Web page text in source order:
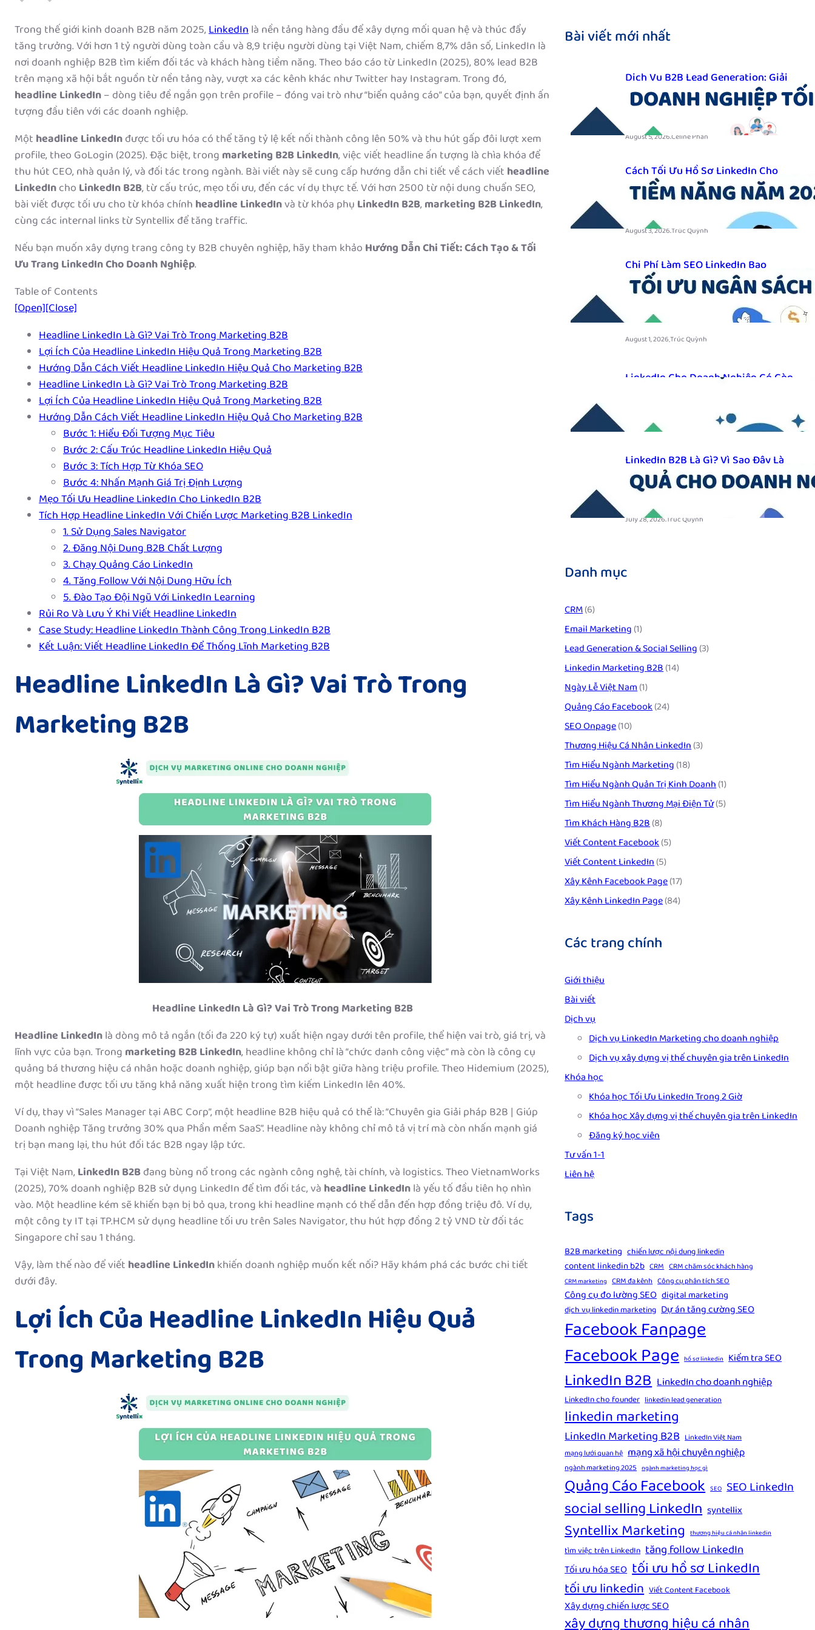
Trong thế giới kinh doanh B2B năm 2025,LinkedInlà nền tảng hàng đầu để xây dựng mối quan hệ và thúc đẩy
tăng trưởng. Với hơn 1 tỷ người dùng toàn cầu và 8,9 triệu người dùng tại Việt Nam, chiếm 8,7% dân số, LinkedIn là
nơi doanh nghiệp B2B tìm kiếm đối tác và khách hàng tiềm năng. Theo báo cáo từ LinkedIn (2025), 80% lead B2B
trên mạng xã hội bắt nguồn từ nền tảng này, vượt xa các kênh khác như Twitter hay Instagram. Trong đó,
headline LinkedIn– dòng tiêu đề ngắn gọn trên profile – đóng vai trò như “biển quảng cáo” của bạn, quyết định ấn
tượng đầu tiên với các doanh nghiệp.
Một headline LinkedInđược tối ưu hóa có thể tăng tỷ lệ kết nối thành công lên 50% và thu hút gấp đôi lượt xem
profile, theo GoLogin (2025). Đặc biệt, trong marketing B2B LinkedIn, việc viết headline ấn tượng là chìa khóa để
thu hút CEO, nhà quản lý, và đối tác trong ngành. Bài viết này sẽ cung cấp hướng dẫn chi tiết về cách viết headline
LinkedIncho LinkedIn B2B, từ cấu trúc, mẹo tối ưu, đến các ví dụ thực tế. Với hơn 2500 từ nội dung chuẩn SEO,
bài viết được tối ưu cho từ khóa chính headline LinkedInvà từ khóa phụ LinkedIn B2B, marketing B2B LinkedIn,
cùng các internal links từ Syntellix để tăng traffic.
Nếu bạn muốn xây dựng trang công ty B2B chuyên nghiệp, hãy tham khảo Hướng Dẫn Chi Tiết: Cách Tạo & Tối
Ưu Trang LinkedIn Cho Doanh Nghiệp.
Table of Contents
[Open][Close]
Headline LinkedIn Là Gì? Vai Trò Trong Marketing B2B
Lợi Ích Của Headline LinkedIn Hiệu Quả Trong Marketing B2B
Hướng Dẫn Cách Viết Headline LinkedIn Hiệu Quả Cho Marketing B2B
Headline LinkedIn Là Gì? Vai Trò Trong Marketing B2B
Lợi Ích Của Headline LinkedIn Hiệu Quả Trong Marketing B2B
Hướng Dẫn Cách Viết Headline LinkedIn Hiệu Quả Cho Marketing B2B
Bước 1: Hiểu Đối Tượng Mục Tiêu
Bước 2: Cấu Trúc Headline LinkedIn Hiệu Quả
Bước 3: Tích Hợp Từ Khóa SEO
Bước 4: Nhấn Mạnh Giá Trị Định Lượng
Mẹo Tối Ưu Headline LinkedIn Cho LinkedIn B2B
Tích Hợp Headline LinkedIn Với Chiến Lược Marketing B2B LinkedIn
1. Sử Dụng Sales Navigator
2. Đăng Nội Dung B2B Chất Lượng
3. Chạy Quảng Cáo LinkedIn
4. Tăng Follow Với Nội Dung Hữu Ích
5. Đào Tạo Đội Ngũ Với LinkedIn Learning
Rủi Ro Và Lưu Ý Khi Viết Headline LinkedIn
Case Study: Headline LinkedIn Thành Công Trong LinkedIn B2B
Kết Luận: Viết Headline LinkedIn Để Thống Lĩnh Marketing B2B
Headline LinkedIn Là Gì? Vai Trò Trong
Marketing B2B
Headline LinkedIn Là Gì? Vai Trò Trong Marketing B2B
Headline LinkedInlà dòng mô tả ngắn (tối đa 220 ký tự) xuất hiện ngay dưới tên profile, thể hiện vai trò, giá trị, và
lĩnh vực của bạn. Trong marketing B2B LinkedIn, headline không chỉ là “chức danh công việc” mà còn là công cụ
quảng bá thương hiệu cá nhân hoặc doanh nghiệp, giúp bạn nổi bật giữa hàng triệu profile. Theo Hidemium (2025),
một headline được tối ưu tăng khả năng xuất hiện trong tìm kiếm LinkedIn lên 40%.
Ví dụ, thay vì “Sales Manager tại ABC Corp”, một headline B2B hiệu quả có thể là: “Chuyên gia Giải pháp B2B | Giúp
Doanh nghiệp Tăng trưởng 30% qua Phần mềm SaaS”. Headline này không chỉ mô tả vị trí mà còn nhấn mạnh giá
trị bạn mang lại, thu hút đối tác B2B ngay lập tức.
Tại Việt Nam, LinkedIn B2Bđang bùng nổ trong các ngành công nghệ, tài chính, và logistics. Theo VietnamWorks
(2025), 70% doanh nghiệp B2B sử dụng LinkedIn để tìm đối tác, và headline LinkedInlà yếu tố đầu tiên họ nhìn
vào. Một headline kém sẽ khiến bạn bị bỏ qua, trong khi headline mạnh có thể dẫn đến hợp đồng triệu đô. Ví dụ,
một công ty IT tại TP.HCM sử dụng headline tối ưu trên Sales Navigator, thu hút hợp đồng 2 tỷ VND từ đối tác
Singapore chỉ sau 1 tháng.
Vậy, làm thế nào để viết headline LinkedInkhiến doanh nghiệp muốn kết nối? Hãy khám phá các bước chi tiết
dưới đây.
Lợi Ích Của Headline LinkedIn Hiệu Quả
Trong Marketing B2B
Bài viết mới nhất
Dịch Vụ B2B Lead Generation: Giải
Pháp Tìm Kiếm Khách Hàng Doanh
Nghiệp Tối Ưu
August 5, 2026.Celine Phan
Cách Tối Ưu Hồ Sơ LinkedIn Cho
Sales B2B Để Thu Hút Khách Hàng
Tiềm Năng Năm 2026
August 3, 2026.Trúc Quỳnh
Chi Phí Làm SEO LinkedIn Bao
Nhiêu? Những Yếu Tố Ảnh Hưởng
Và Cách Tối Ưu Ngân Sách Năm
August 1, 2026.Trúc Quỳnh
LinkedIn Cho Doanh Nghiệp Có Còn
July 30, 2026
LinkedIn B2B Là Gì? Vì Sao Đây Là
Kênh Tìm Kiếm Khách Hàng Hiệu
Quả Cho Doanh Nghiệp Năm 2026
July 28, 2026.Trúc Quỳnh
Danh mục
CRM(6)
Email Marketing(1)
Lead Generation & Social Selling(3)
Linkedin Marketing B2B(14)
Ngày Lễ Việt Nam(1)
Quảng Cáo Facebook(24)
SEO Onpage(10)
Thương Hiệu Cá Nhân LinkedIn(3)
Tìm Hiểu Ngành Marketing(18)
Tìm Hiểu Ngành Quản Trị Kinh Doanh(1)
Tìm Hiểu Ngành Thương Mại Điện Tử(5)
Tìm Khách Hàng B2B(8)
Viết Content Facebook(5)
Viết Content LinkedIn(5)
Xây Kênh Facebook Page(17)
Xây Kênh LinkedIn Page(84)
Các trang chính
Giới thiệu
Bài viết
Dịch vụ
Dịch vụ LinkedIn Marketing cho doanh nghiệp
Dịch vụ xây dựng vị thế chuyên gia trên LinkedIn
Khóa học
Khóa học Tối Ưu LinkedIn Trong 2 Giờ
Khóa học Xây dựng vị thế chuyên gia trên LinkedIn
Đăng ký học viên
Tư vấn 1-1
Liên hệ
Tags
B2B marketing chiến lược nội dung linkedin
content linkedin b2b CRM CRM chăm sóc khách hàng
CRM marketing CRM đa kênh Công cụ phân tích SEO
Công cụ đo lường SEO digital marketing
dịch vụ linkedin marketing Dự án tăng cường SEO
Facebook Fanpage
Facebook Page hồ sơ linkedin Kiểm tra SEO
LinkedIn B2B LinkedIn cho doanh nghiệp
LinkedIn cho founder linkedin lead generation
linkedin marketing
LinkedIn Marketing B2B LinkedIn Việt Nam
mạng lưới quan hệ mạng xã hội chuyên nghiệp
ngành marketing 2025 ngành marketing học gì
Quảng Cáo Facebook SEO SEO LinkedIn
social selling LinkedIn syntellix
Syntellix Marketing thương hiệu cá nhân linkedin
tìm việc trên LinkedIn tăng follow LinkedIn
Tối ưu hóa SEO tối ưu hồ sơ LinkedIn
tối ưu linkedin Viết Content Facebook
Xây dựng chiến lược SEO
xây dựng thương hiệu cá nhân